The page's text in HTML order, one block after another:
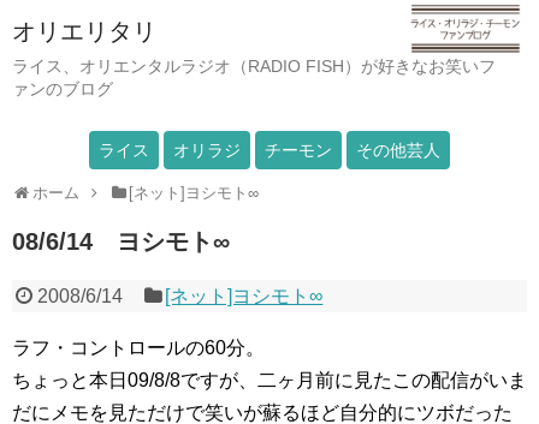
オリエリタリ
ライス、オリエンタルラジオ（RADIO FISH）が好きなお笑いフ
ァンのブログ
ライス オリラジ チーモン その他芸人
ホーム [ネット]ヨシモト∞
08/6/14 ヨシモト∞
2008/6/14 [ネット]ヨシモト∞
ラフ・コントロールの60分。
ちょっと本日09/8/8ですが、二ヶ月前に見たこの配信がいま
だにメモを見ただけで笑いが蘇るほど自分的にツボだった